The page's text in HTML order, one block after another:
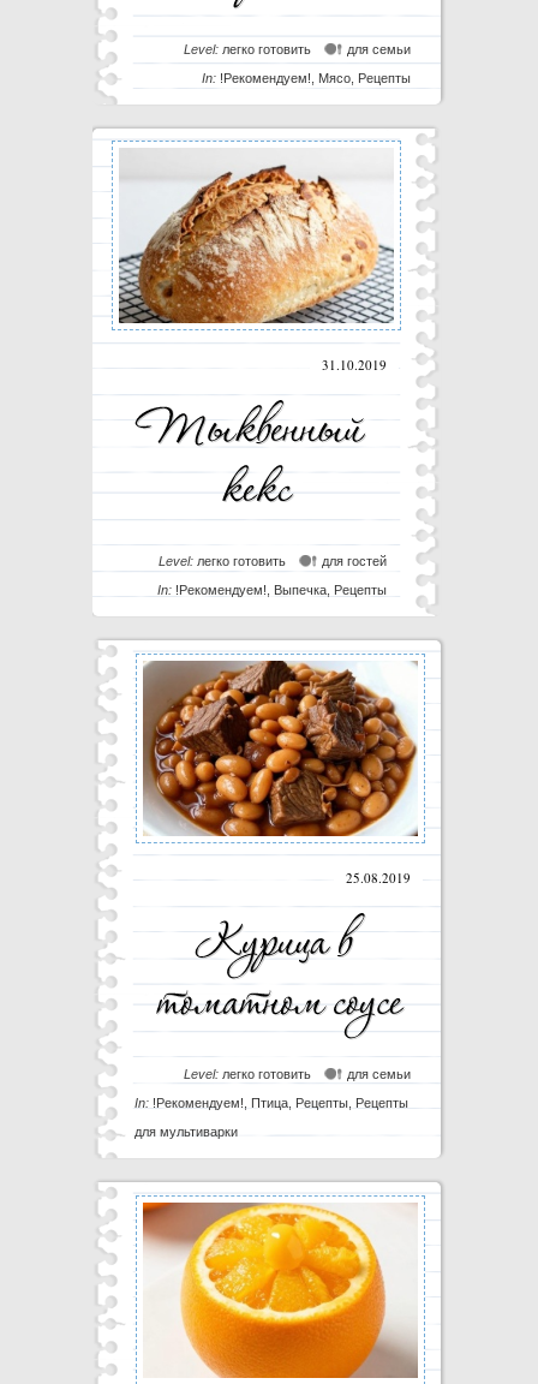
для семьи
Level: легко готовить
In: !Рекомендуем! Мясо, Рецепты
31.10.2019
для гостей
Level: легко готовить
In: !Рекомендуем!, Выпечка, Рецепты
25.08.2019
для семьи
Level: легко готовить
In: !Рекомендуем! Птица, Рецепты,
Рецепты
для мультиварки